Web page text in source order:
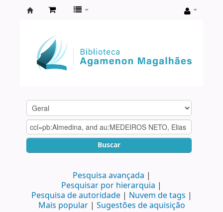
Agamenon
Magalhães
Buscar
Pesquisa avançada
Pesquisar por hierarquia
Pesquisa de autoridade
Nuvem de tags
Mais popular
Sugestões de aquisição